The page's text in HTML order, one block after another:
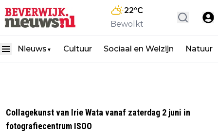
22°C
Bewolkt
Nieuws ▼ Cultuur Sociaal en Welzijn Natuur
Collagekunst van Irie Wata vanaf zaterdag 2 juni in
fotografiecentrum ISOO